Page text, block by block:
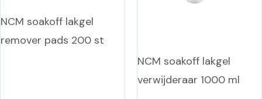
NCM soakoff lakgel
remover pads 200 st
NCM soakoff lakgel
verwijderaar 1000 ml